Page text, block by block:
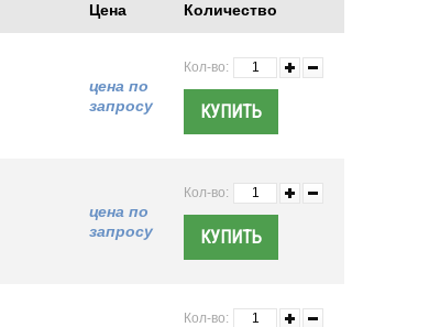
Цена Количество
цена по
запросу
Кол-во:
цена по
запросу
Кол-во:
Кол-во: